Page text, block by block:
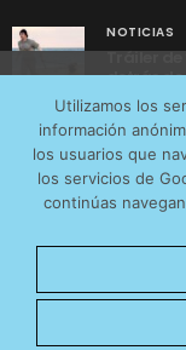
NOTICIAS
Tráiler de
detrás de
AVISO LEGAL
© 2026
Utilizamos los
información
los usuarios que
los servicios de
continúas
tráfico web que
más os
obtener más
utilizamos en